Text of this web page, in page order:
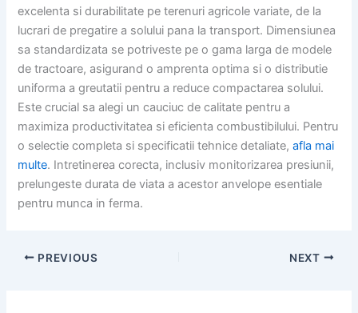
excelenta si durabilitate pe terenuri agricole variate, de la
lucrari de pregatire a solului pana la transport. Dimensiunea
sa standardizata se potriveste pe o gama larga de modele
de tractoare, asigurand o amprenta optima si o distributie
uniforma a greutatii pentru a reduce compactarea solului.
Este crucial sa alegi un cauciuc de calitate pentru a
maximiza productivitatea si eficienta combustibilului. Pentru
o selectie completa si specificatii tehnice detaliate,afla mai
multe. Intretinerea corecta, inclusiv monitorizarea presiunii,
prelungeste durata de viata a acestor anvelope esentiale
pentru munca in ferma.
PREVIOUS NEXT